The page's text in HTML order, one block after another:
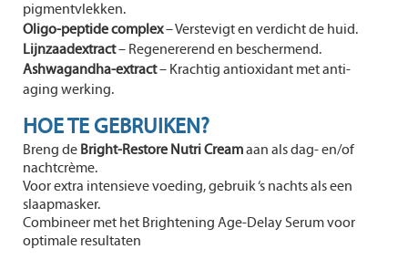
pigmentvlekken.
Oligo-peptide complex– Verstevigt en verdicht de huid.
Lijnzaadextract– Regenererend en beschermend.
Ashwagandha-extract– Krachtig antioxidant met anti-
aging werking.
HOE TE GEBRUIKEN?
Breng de Bright-Restore Nutri Creamaan als dag- en/of
nachtcrème.
Voor extra intensieve voeding, gebruik ‘s nachts als een
slaapmasker.
Combineer met het Brightening Age-Delay Serum voor
optimale resultaten